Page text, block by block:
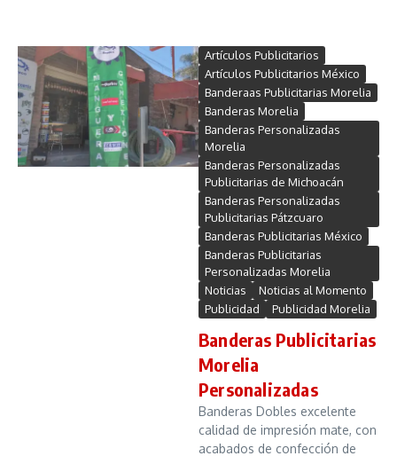
Artículos Publicitarios
Artículos Publicitarios México
Banderaas Publicitarias Morelia
Banderas Morelia
Banderas Personalizadas
Morelia
Banderas Personalizadas
Publicitarias de Michoacán
Banderas Personalizadas
Publicitarias Pátzcuaro
Banderas Publicitarias México
Banderas Publicitarias
Personalizadas Morelia
Noticias
Noticias al Momento
Publicidad
Publicidad Morelia
Banderas Publicitarias
Morelia
Personalizadas
Banderas Dobles excelente
calidad de impresión mate, con
acabados de confección de